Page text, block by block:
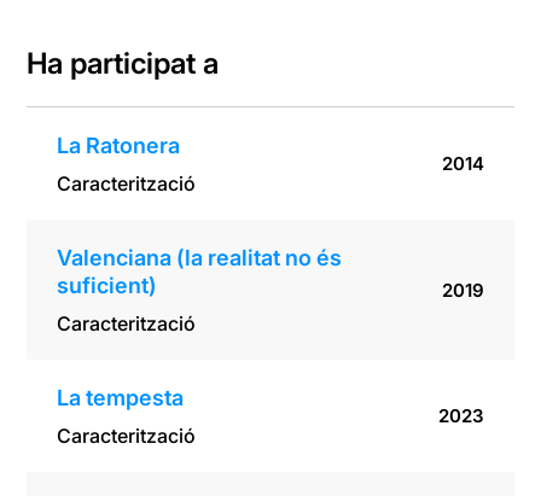
Ha participat a
La Ratonera
Caracterització
2014
Valenciana (la realitat no és
suficient)
Caracterització
2019
La tempesta
Caracterització
2023